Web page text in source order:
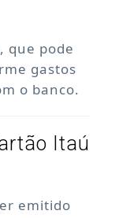
que pode
gastos
o banco.
Itaú
emitido